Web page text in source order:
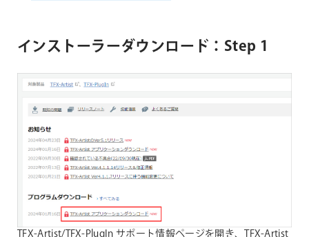
インストーラーダウンロード：Step 1